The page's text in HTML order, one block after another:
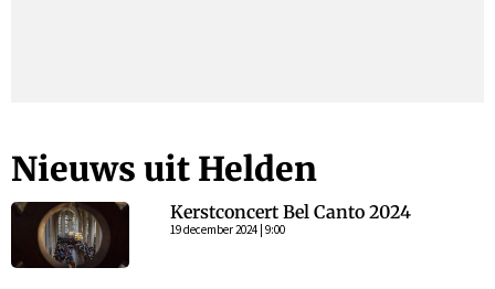
Nieuws uit Helden
Kerstconcert Bel Canto 2024
19 december 2024 | 9:00